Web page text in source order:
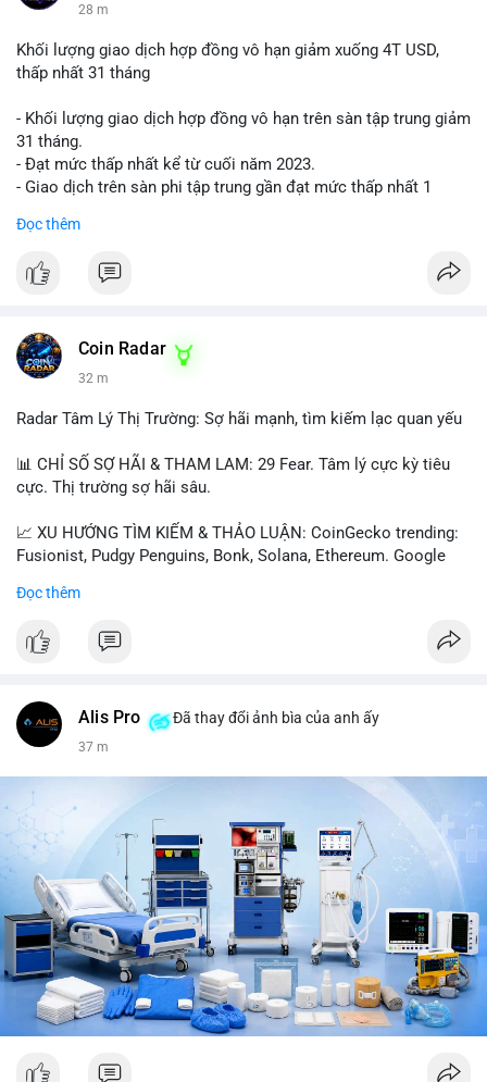
28 m
Khối lượng giao dịch hợp đồng vô hạn giảm xuống 4T USD,
thấp nhất 31 tháng
- Khối lượng giao dịch hợp đồng vô hạn trên sàn tập trung giảm
31 tháng.
- Đạt mức thấp nhất kể từ cuối năm 2023.
- Giao dịch trên sàn phi tập trung gần đạt mức thấp nhất 1
#vlikevn #titanbot
Đọc thêm
Coin Radar
32 m
Radar Tâm Lý Thị Trường: Sợ hãi mạnh, tìm kiếm lạc quan yếu
📊 CHỈ SỐ SỢ HÃI & THAM LAM: 29 Fear. Tâm lý cực kỳ tiêu
cực. Thị trường sợ hãi sâu.
📈 XU HƯỚNG TÌM KIẾM & THẢO LUẬN: CoinGecko trending:
Fusionist, Pudgy Penguins, Bonk, Solana, Ethereum. Google
tiêu, vũ khí hạt nhân, đội tuyển Brasil, cúp U20 Châu Á.
UFC 310, Premier League, Champions League, NCAA Football,
MrBeast, Google. Binance Square: nhiều post về lệnh long, lợi
nhuận, $HFT/$SKYAI, $RIVER, $WLD, $ALLO, Top trader 30
💬 DÒNG CHẢY TIN TỨC & TRUYỀN THÔNG: Telegram
CoinTelegraph: Saylor nói Bitcoin không cần rõ ràng, Mỹ cần
rõ ràng; CEX futures volume giảm xuống $4 tỷ trong tháng 7,
thấp nhất từ tháng 12/2023; Prophet Market ra mắt thị trường
dự đoán human vs AI; Trump nói crypto làเรื่อง lớn, người dùng
Bitcoin giảm áp lực cho đồng đô la; Thượng viện Mỹ đẩy lại bỏ
Clarity Act đến tháng 9. Telegram Binance: hỗ trợ trả os cổ tức
AAPL, IBM qua bStocks; MMT Trading Tournament lên tới 2
triệu voucher; Power Protocol Trading Competition; mở rộng
campagna airdrop USD1 đến 07/08/2026; hoàn thành tích hợp
MMT trên BNB Smart Chain. Tin tức gần đây: sau tang lễ
Đọc thêm
Alis Pro Đã thay đổi ảnh bìa của anh ấy
37 m